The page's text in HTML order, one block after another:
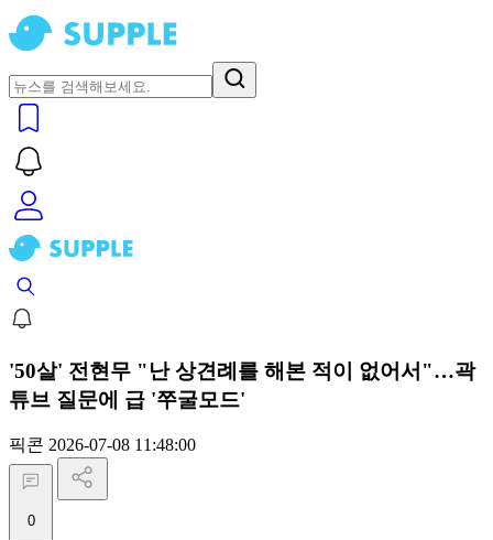
'50살' 전현무 "난 상견례를 해본 적이 없어서"…곽
튜브 질문에 급 '쭈굴모드'
픽콘 2026-07-08 11:48:00
0